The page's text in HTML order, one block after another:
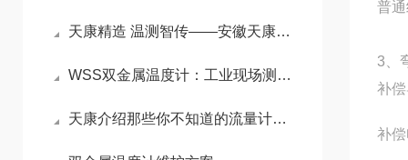
天康精造 温测智传——安徽天康远传双金属温度计赋能工业精准测控
WSS双金属温度计：工业现场测温的“全能通用标尺”
天康介绍那些你不知道的流量计小知识
普
3、
补
补